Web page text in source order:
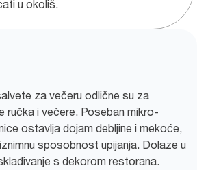
u okoliš.
za večeru odlične su za
ručka i večere. Poseban mikro-
ostavlja dojam debljine i mekoće,
sposobnost upijanja. Dolaze u
s dekorom restorana.